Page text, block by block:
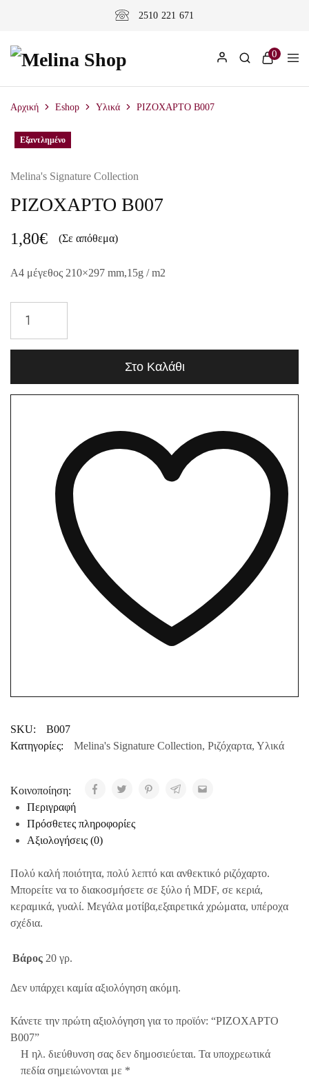
2510 221 671
0
Αρχική Eshop Υλικά ΡΙΖΟΧΑΡΤΟ B007
Melina's Signature Collection
ΡΙΖΟΧΑΡΤΟ B007
1,80€ (Σε απόθεμα)
A4 μέγεθος 210×297 mm,15g / m2
Στο Καλάθι
SKU:
B007
Κατηγορίες:
Melina's Signature Collection, Ριζόχαρτα, Υλικά
Κοινοποίηση:
Περιγραφή
Πρόσθετες πληροφορίες
Αξιολογήσεις (0)
Πολύ καλή ποιότητα, πολύ λεπτό και ανθεκτικό ριζόχαρτο.
Μπορείτε να το διακοσμήσετε σε ξύλο ή MDF, σε κεριά,
κεραμικά, γυαλί. Μεγάλα μοτίβα,εξαιρετικά χρώματα, υπέροχα
σχέδια.
Βάρος 20 γρ.
Δεν υπάρχει καμία αξιολόγηση ακόμη.
Κάνετε την πρώτη αξιολόγηση για το προϊόν: “ΡΙΖΟΧΑΡΤΟ
B007”
Η ηλ. διεύθυνση σας δεν δημοσιεύεται. Τα υποχρεωτικά
πεδία σημειώνονται με *
Εξαντλημένο